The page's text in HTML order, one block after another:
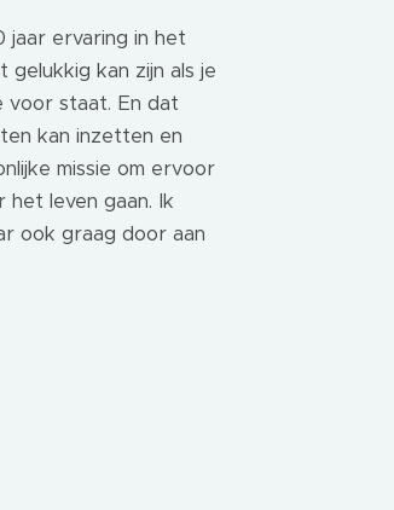
jaar ervaring in het
kan zijn als je
voor staat. En dat
kan inzetten en
missie om ervoor
leven gaan. Ik
ook graag door aan